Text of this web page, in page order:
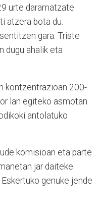
urte daramatzate
atzera bota du.
gara. Triste
dugu ahalik eta
kontzentrazioan 200-
lan egiteko asmotan
antolatuko
komisioan eta parte
jar daiteke.
genuke jende